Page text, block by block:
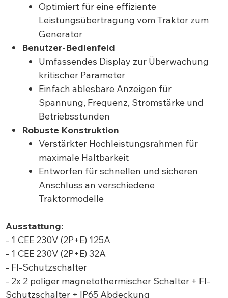
Optimiert für eine effiziente
Leistungsübertragung vom Traktor zum
Generator
Benutzer-Bedienfeld
Umfassendes Display zur Überwachung
kritischer Parameter
Einfach ablesbare Anzeigen für
Spannung, Frequenz, Stromstärke und
Betriebsstunden
Robuste Konstruktion
Verstärkter Hochleistungsrahmen für
maximale Haltbarkeit
Entworfen für schnellen und sicheren
Anschluss an verschiedene
Traktormodelle
Ausstattung:
- 1 CEE 230V (2P+E) 125A
- 1 CEE 230V (2P+E) 32A
- FI-Schutzschalter
- 2x 2 poliger magnetothermischer Schalter + FI-
Schutzschalter + IP65 Abdeckung